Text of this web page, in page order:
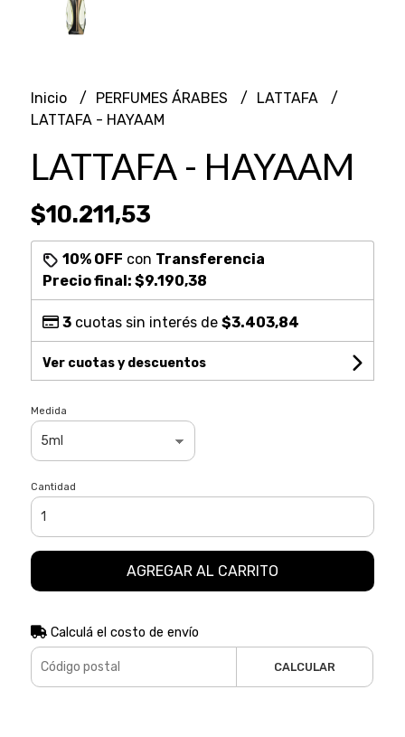
Inicio PERFUMES ÁRABES
LATTAFA
LATTAFA - HAYAAM
LATTAFA - HAYAAM
$10.211,53
10% OFF con Transferencia
Precio final: $9.190,38
3cuotas sin interés de $3.403,84
Ver cuotas y descuentos
Medida
Cantidad
AGREGAR AL CARRITO
Calculá el costo de envío
CALCULAR